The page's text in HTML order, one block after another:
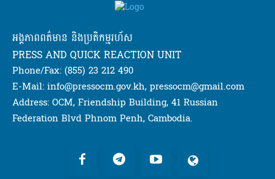
អង្គភាពពត៌មាន និងប្រតិកម្មរហ័ស
PRESS AND QUICK REACTION UNIT
Phone/Fax: (855) 23 212 490
E-Mail: info@pressocm.gov.kh, pressocm@gmail.com
Address: OCM, Friendship Building, 41 Russian
Federation Blvd Phnom Penh, Cambodia.